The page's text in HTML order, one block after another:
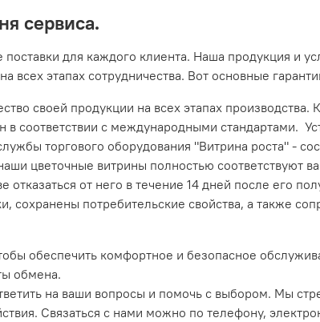
сервиса.
для каждого клиента. Наша продукция и
всех этапах сотрудничества. Вот основные
своей продукции на всех этапах
в соответствии с международными стандартами.
торгового оборудования "Витрина роста" -
цветочные витрины полностью соответствуют
от него в течение 14 дней после его
сохранены потребительские свойства, а также
обеспечить комфортное и безопасное
обмена.
на ваши вопросы и помочь с выбором. Мы
Связаться с нами можно по телефону,